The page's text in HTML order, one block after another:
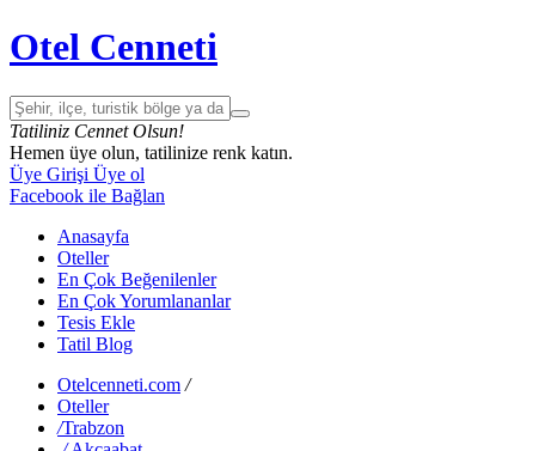
Otel Cenneti
Tatiliniz Cennet Olsun!
Hemen üye olun, tatilinize renk katın.
Üye Girişi Üye ol
Facebook ile Bağlan
Anasayfa
Oteller
En Çok Beğenilenler
En Çok Yorumlananlar
Tesis Ekle
Tatil Blog
Otelcenneti.com /
Oteller
/Trabzon